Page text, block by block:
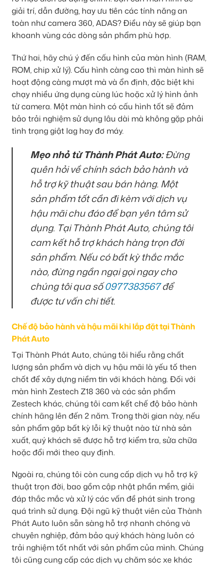
giải trí, dẫn đường, hay ưu tiên các tính năng an
toàn như camera 360, ADAS? Điều này sẽ giúp bạn
khoanh vùng các dòng sản phẩm phù hợp.
Thứ hai, hãy chú ý đến cấu hình của màn hình (RAM,
ROM, chip xử lý). Cấu hình càng cao thì màn hình sẽ
hoạt động càng mượt mà và ổn định, đặc biệt khi
chạy nhiều ứng dụng cùng lúc hoặc xử lý hình ảnh
từ camera. Một màn hình có cấu hình tốt sẽ đảm
bảo trải nghiệm sử dụng lâu dài mà không gặp phải
tình trạng giật lag hay đơ máy.
Mẹo nhỏ từ Thành Phát Auto:Đừng
quên hỏi về chính sách bảo hành và
hỗ trợ kỹ thuật sau bán hàng. Một
sản phẩm tốt cần đi kèm với dịch vụ
hậu mãi chu đáo để bạn yên tâm sử
dụng. Tại Thành Phát Auto, chúng tôi
cam kết hỗ trợ khách hàng trọn đời
sản phẩm. Nếu có bất kỳ thắc mắc
nào, đừng ngần ngại gọi ngay cho
chúng tôi qua số0977383567để
được tư vấn chi tiết.
Chế độ bảo hành và hậu mãi khi lắp đặt tại Thành
Phát Auto
Tại Thành Phát Auto, chúng tôi hiểu rằng chất
lượng sản phẩm và dịch vụ hậu mãi là yếu tố then
chốt để xây dựng niềm tin với khách hàng. Đối với
màn hình Zestech Z18 360 và các sản phẩm
Zestech khác, chúng tôi cam kết chế độ bảo hành
chính hãng lên đến 2 năm. Trong thời gian này, nếu
sản phẩm gặp bất kỳ lỗi kỹ thuật nào từ nhà sản
xuất, quý khách sẽ được hỗ trợ kiểm tra, sửa chữa
hoặc đổi mới theo quy định.
Ngoài ra, chúng tôi còn cung cấp dịch vụ hỗ trợ kỹ
thuật trọn đời, bao gồm cập nhật phần mềm, giải
đáp thắc mắc và xử lý các vấn đề phát sinh trong
quá trình sử dụng. Đội ngũ kỹ thuật viên của Thành
Phát Auto luôn sẵn sàng hỗ trợ nhanh chóng và
chuyên nghiệp, đảm bảo quý khách hàng luôn có
trải nghiệm tốt nhất với sản phẩm của mình. Chúng
tôi cũng cung cấp các dịch vụ chăm sóc xe khác